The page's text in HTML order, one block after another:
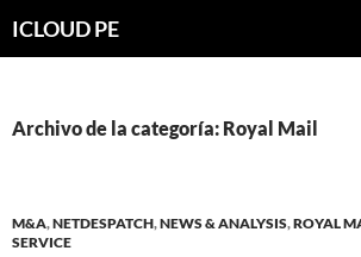
hacia
ICLOUD PE
Archivo de la categoría: Royal Mail
M&A,NETDESPATCH,NEWS & ANALYSIS,ROYAL
SERVICE